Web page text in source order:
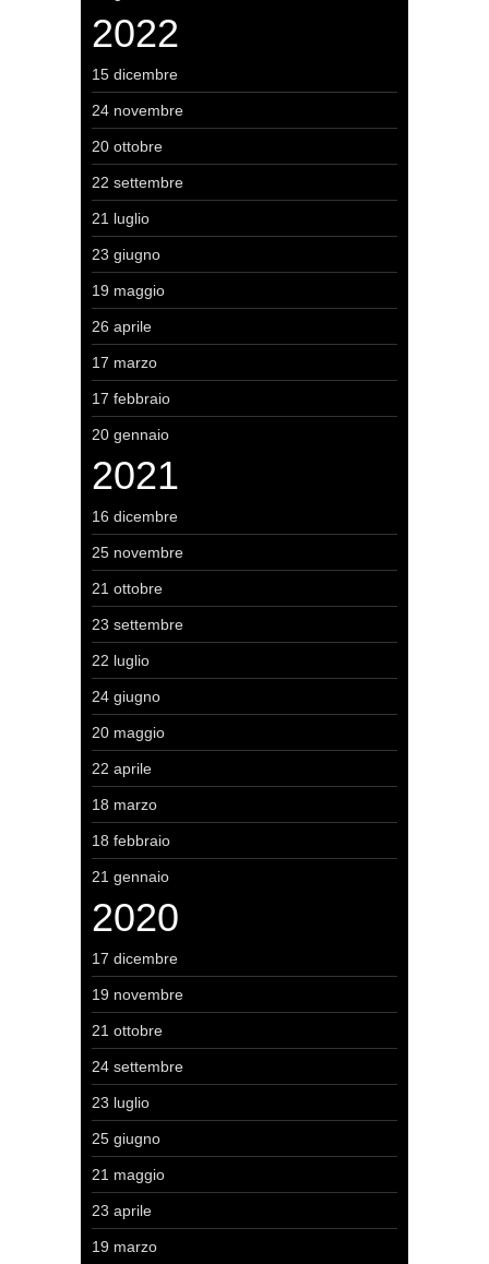
2022
15 dicembre
24 novembre
20 ottobre
22 settembre
21 luglio
23 giugno
19 maggio
26 aprile
17 marzo
17 febbraio
20 gennaio
2021
16 dicembre
25 novembre
21 ottobre
23 settembre
22 luglio
24 giugno
20 maggio
22 aprile
18 marzo
18 febbraio
21 gennaio
2020
17 dicembre
19 novembre
21 ottobre
24 settembre
23 luglio
25 giugno
21 maggio
23 aprile
19 marzo